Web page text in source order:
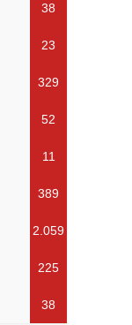
38
23
329
52
11
389
2.059
225
38